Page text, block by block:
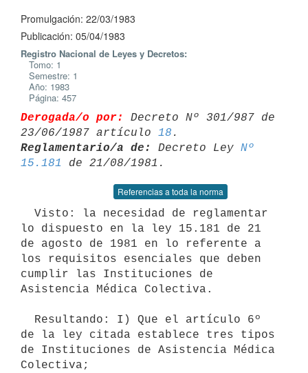
Promulgación: 22/03/1983
Publicación: 05/04/1983
Registro Nacional de Leyes y Decretos:
Tomo: 1
Semestre: 1
Año: 1983
Página: 457
Derogada/o por:
Decreto Nº 301/987 de
23/06/1987 artículo 18
Reglamentario/a de:
Decreto Ley Nº
15.181
Referencias a toda la norma
lo dispuesto en la ley 15.181 de 21
de agosto de 1981 en lo referente a
los requisitos esenciales que deben
cumplir las Instituciones de
Asistencia Médica Colectiva.
de la ley citada establece tres tipos
de Instituciones de Asistencia Médica
Colectiva;